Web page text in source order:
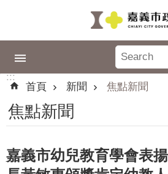
政
專
區
城
品
牌
:::
首頁
新聞 焦點新聞
焦點新聞
嘉義市幼兒教育學會表